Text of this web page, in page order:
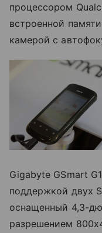
процессором
встроенной
камерой с
Gigabyte GSmart
поддержкой двух
оснащенный 4,3-
разрешением